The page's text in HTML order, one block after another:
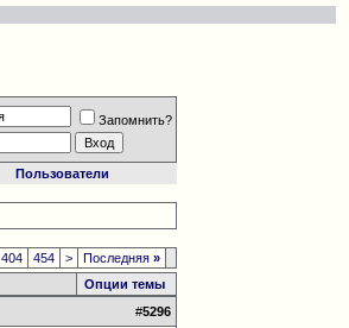
Запомнить?
Пользователи
404 454 > Последняя»
Опции темы
#5296